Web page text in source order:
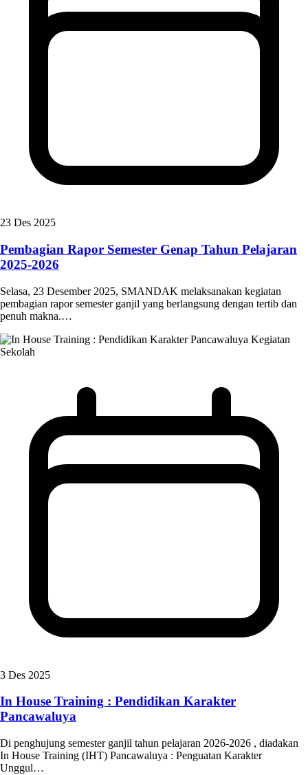
23 Des 2025
Pembagian Rapor Semester Genap Tahun Pelajaran
2025-2026
Selasa, 23 Desember 2025, SMANDAK melaksanakan kegiatan
pembagian rapor semester ganjil yang berlangsung dengan tertib dan
penuh makna.…
Kegiatan
Sekolah
3 Des 2025
In House Training : Pendidikan Karakter
Pancawaluya
Di penghujung semester ganjil tahun pelajaran 2026-2026 , diadakan
In House Training (IHT) Pancawaluya : Penguatan Karakter
Unggul…